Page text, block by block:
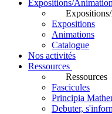
Expositions/
Expositions
Animations
Catalogue
Nos activités
Ressources
Ressources
Fascicules
Principia
Debuter,